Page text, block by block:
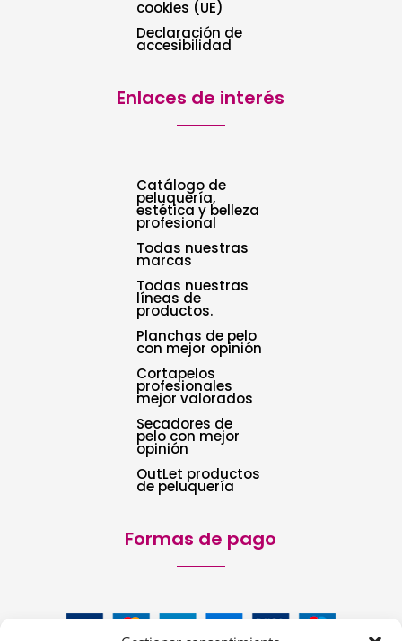
cookies (UE)
Declaración de
accesibilidad
Enlaces de interés
Catálogo de
peluquería,
estética y belleza
profesional
Todas nuestras
marcas
Todas nuestras
líneas de
productos.
Planchas de pelo
con mejor opinión
Cortapelos
profesionales
mejor valorados
Secadores de
pelo con mejor
opinión
OutLet productos
de peluquería
Formas de pago